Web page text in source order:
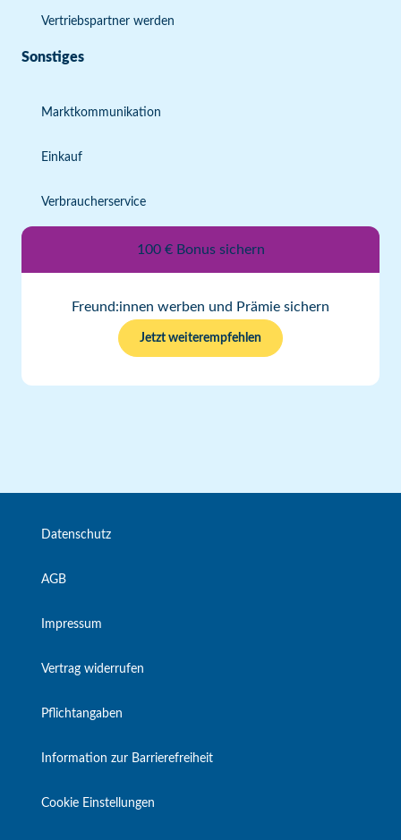
Vertriebspartner werden
Sonstiges
Marktkommunikation
Einkauf
Verbraucherservice
100 € Bonus sichern
Freund:innen werben und Prämie sichern
Jetzt weiterempfehlen
Datenschutz
AGB
Impressum
Vertrag widerrufen
Pflichtangaben
Information zur Barrierefreiheit
Cookie Einstellungen